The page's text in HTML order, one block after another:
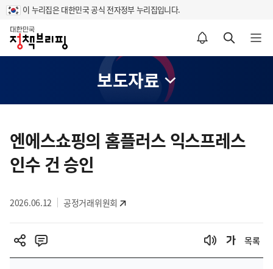
이 누리집은 대한민국 공식 전자정부 누리집입니다.
홈
알림설정 바로가기 검색 바로가기 메뉴 열기
보도자료
텐
츠
영
엔에스쇼핑의 홈플러스 익스프레스
인수 건 승인
2026.06.12 공정거래위원회
목록